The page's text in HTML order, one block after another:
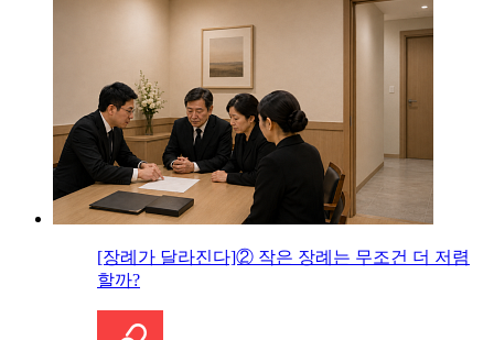
[장례가 달라진다]② 작은 장례는 무조건 더 저렴
할까?